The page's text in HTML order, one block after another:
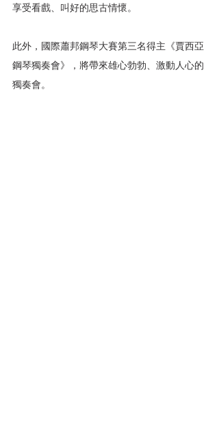
享受看戲、叫好的思古情懷。
此外，國際蕭邦鋼琴大賽第三名得主《賈西亞
鋼琴獨奏會》，將帶來雄心勃勃、激動人心的
獨奏會。